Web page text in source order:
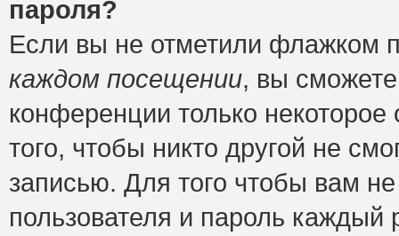
пароля?
Если вы не отметили флажком
каждом посещении, вы
конференции только
того, чтобы никто другой не
записью. Для того чтобы вам
пользователя и пароль